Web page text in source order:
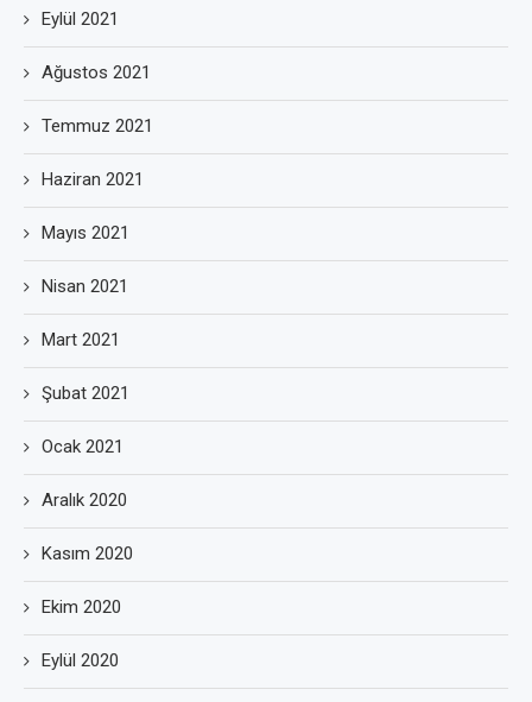
Eylül 2021
Ağustos 2021
Temmuz 2021
Haziran 2021
Mayıs 2021
Nisan 2021
Mart 2021
Şubat 2021
Ocak 2021
Aralık 2020
Kasım 2020
Ekim 2020
Eylül 2020